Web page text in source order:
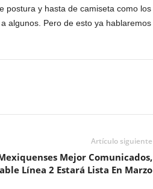
postura y hasta de camiseta como los
algunos. Pero de esto ya hablaremos
Artículo siguiente
Mejor Comunicados,
Línea 2 Estará Lista En Marzo